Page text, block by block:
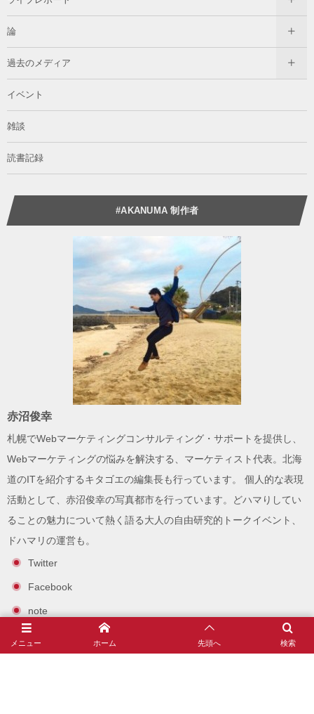
論
過去のメディア
イベント
雑談
読書記録
#AKANUMA 制作者
赤沼俊幸
札幌でWebマーケティングコンサルティング・サポートを提供し、
Webマーケティングの悩みを解決する、 マーケティスト代表。北海
道のITを紹介するキタゴエの編集長も行っています。 個人的な表現
活動として、 赤沼俊幸の写真都市を行っています。どハマりしてい
ることの魅力について熱く語る大人の自由研究的トークイベント、
ドハマリの運営も。
Twitter
Facebook
note
Instagram
メニュー 検索
ホーム 先頭へ